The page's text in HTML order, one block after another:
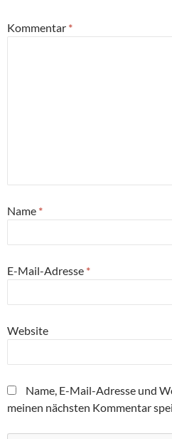
Kommentar *
Name *
E-Mail-Adresse *
Website
Name, E-Mail-Adresse und
meinen nächsten Kommentar